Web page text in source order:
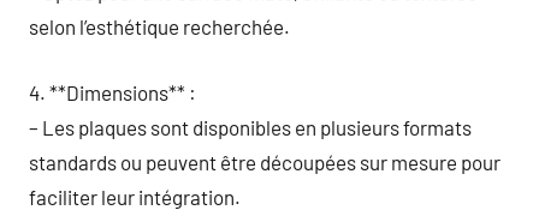
selon l’esthétique recherchée.
4. **Dimensions** :
– Les plaques sont disponibles en plusieurs formats
standards ou peuvent être découpées sur mesure pour
faciliter leur intégration.